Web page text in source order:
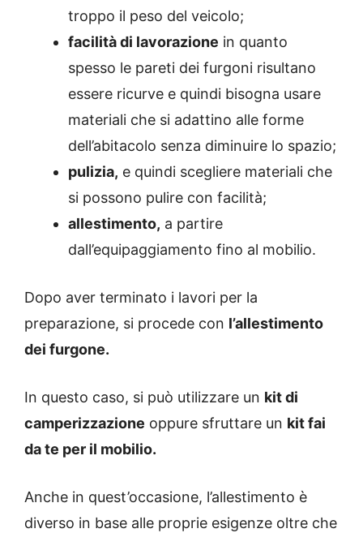
troppo il peso del veicolo;
facilità di lavorazione in quanto
spesso le pareti dei furgoni risultano
essere ricurve e quindi bisogna usare
materiali che si adattino alle forme
dell’abitacolo senza diminuire lo spazio;
pulizia, e quindi scegliere materiali che
si possono pulire con facilità;
allestimento, a partire
dall’equipaggiamento fino al mobilio.
Dopo aver terminato i lavori per la
preparazione, si procede con l’allestimento
dei furgone.
In questo caso, si può utilizzare un kit di
camperizzazione oppure sfruttare un kit fai
da te per il mobilio.
Anche in quest’occasione, l’allestimento è
diverso in base alle proprie esigenze oltre che